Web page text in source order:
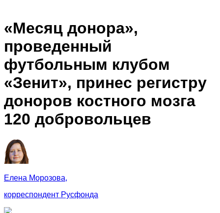
«Месяц донора»,
проведенный
футбольным клубом
«Зенит», принес регистру
доноров костного мозга
120 добровольцев
Елена Морозова,
корреспондент Русфонда